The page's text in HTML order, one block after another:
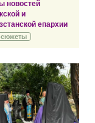
новостей
и
епархии